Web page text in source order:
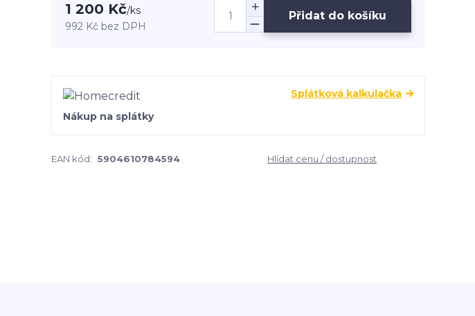
1 200 Kč/ks
992 Kč bez DPH
Přidat do košíku
Splátková kalkulačka
Nákup na splátky
EAN kód: 5904610784594 Hlídat cenu / dostupnost